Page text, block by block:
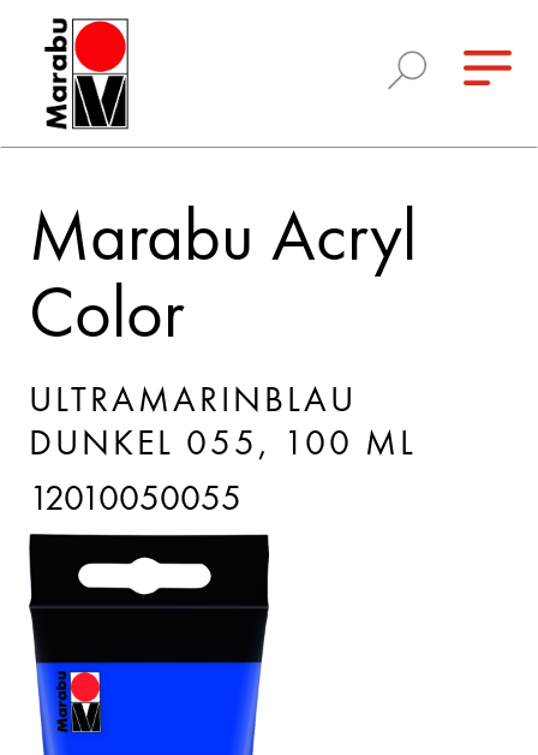
Marabu Acryl
Color
ULTRAMARINBLAU
DUNKEL 055, 100 ML
12010050055